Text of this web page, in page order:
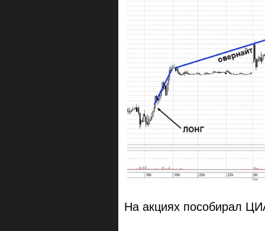
На акциях пособирал